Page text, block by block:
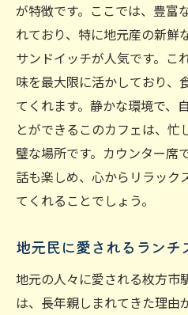
素材の味を引き立
枚方市駅で見つける心
ンチ
静寂の中で楽しむ
読書がはかどる落
一人でも安心して
カフェ巡りで発見
癒しの音楽が流れる
都会の喧騒を忘れる静
リラックスできる
駅近で見つける静
が特徴です。ここでは、豊富
れており、特に地元産の新鮮
サンドイッチが人気です。こ
味を最大限に活かしており、
てくれます。静かな環境で、
とができるこのカフェは、
璧な場所です。カウンター席
話も楽しめ、心からリラック
てくれることでしょう。
地元民に愛されるランチ
地元の人々に愛される枚方市
は、長年親しまれてきた理由